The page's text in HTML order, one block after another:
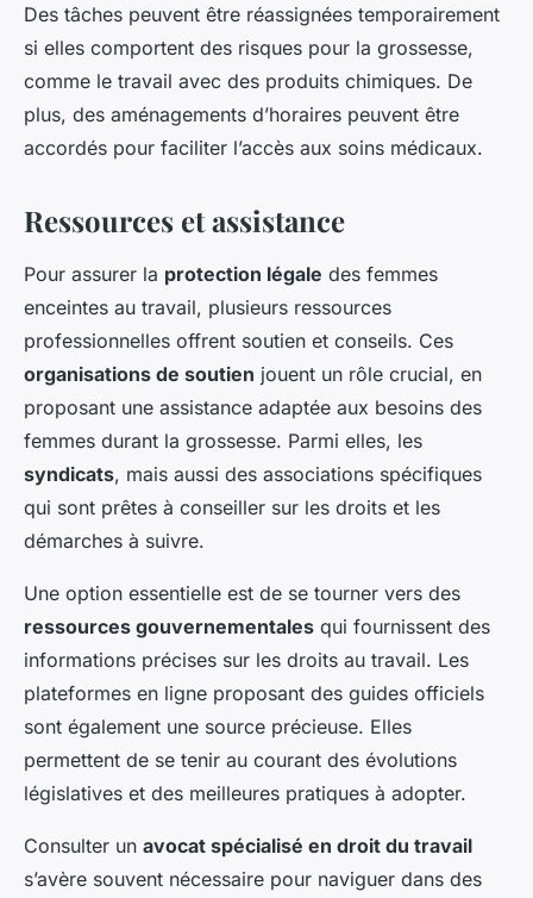
Des tâches peuvent être réassignées temporairement
si elles comportent des risques pour la grossesse,
comme le travail avec des produits chimiques. De
plus, des aménagements d’horaires peuvent être
accordés pour faciliter l’accès aux soins médicaux.
Ressources et assistance
Pour assurer la protection légale des femmes
enceintes au travail, plusieurs ressources
professionnelles offrent soutien et conseils. Ces
organisations de soutien jouent un rôle crucial, en
proposant une assistance adaptée aux besoins des
femmes durant la grossesse. Parmi elles, les
syndicats, mais aussi des associations spécifiques
qui sont prêtes à conseiller sur les droits et les
démarches à suivre.
Une option essentielle est de se tourner vers des
ressources gouvernementales qui fournissent des
informations précises sur les droits au travail. Les
plateformes en ligne proposant des guides officiels
sont également une source précieuse. Elles
permettent de se tenir au courant des évolutions
législatives et des meilleures pratiques à adopter.
Consulter un avocat spécialisé en droit du travail
s’avère souvent nécessaire pour naviguer dans des